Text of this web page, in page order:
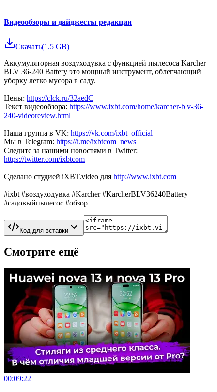
Видеообзоры и дайджесты редакции
Скачать(1.5 GB)
Аккумуляторная воздуходувка с функцией пылесоса Karcher
BLV 36-240 Battery это мощный инструмент, облегчающий
уборку легко мусора в саду.
Цены: https://clck.ru/32aedC
Текст видеообзора: https://www.ixbt.com/home/karcher-blv-36-
240-videoreview.html
Наша группа в VK: https://vk.com/ixbt_official
Мы в Telegram: https://t.me/ixbtcom_news
Следите за нашими новостями в Twitter:
https://twitter.com/ixbtcom
Сделано студией iXBT.video для http://www.ixbt.com
#ixbt #воздуходувка #Karcher #KarcherBLV36240Battery
#садовыйпылесос #обзор
Код для вставки
Смотрите ещё
00:09:22